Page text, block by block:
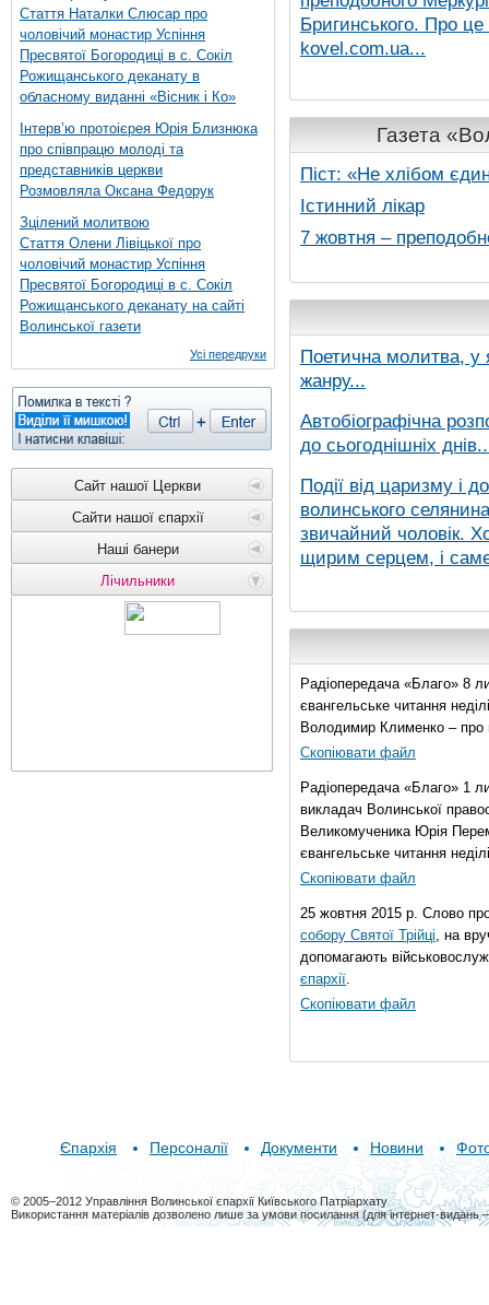
Стаття Наталки Слюсар про
чоловічий монастир Успіння
Пресвятої Богородиці в с. Сокіл
Рожищанського деканату в
обласному виданні «Вісник і Ко»
Інтерв’ю протоієрея Юрія Близнюка
про співпрацю молоді та
представників церкви
Розмовляла Оксана Федорук
Зцілений молитвою
Стаття Олени Лівіцької про
чоловічий монастир Успіння
Пресвятої Богородиці в с. Сокіл
Рожищанського деканату на сайті
Волинської газети
Усі передруки
Сайт нашої Церкви
Сайти нашої єпархії
Наші банери
Лічильники
Бригинського. Про
kovel.com.ua...
Газета
Піст: «Не хлібом
Істинний лікар
7 жовтня –
Поетична молитва, у
жанру...
Автобіографічна
до сьогоднішніх
Події від царизму і
волинського
звичайний чоловік.
щирим серцем, і
Радіопередача «Благо» 8
євангельське читання
Володимир Клименко – про
Скопіювати файл
Радіопередача «Благо» 1
викладач Волинської
Великомученика Юрія
євангельське читання
Скопіювати файл
25 жовтня 2015 р. Слово
собору Святої Трійці, на
допомагають
єпархії.
Скопіювати файл
Єпархія Персоналії Документи Новини
© 2005–2012 Управління Волинської єпархії Київського Патріархату
Використання матеріалів дозволено лише за умови посилання (для інтернет-видань